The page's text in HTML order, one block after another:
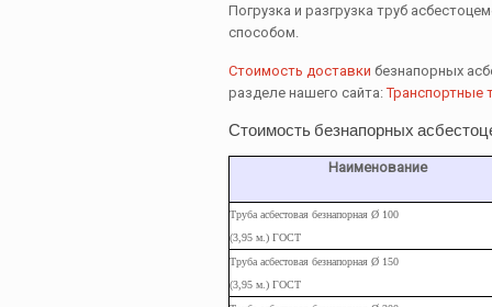
Погрузка и разгрузка труб
способом.
Стоимость доставки безнапорных
разделе нашего сайта:Транспортные
Стоимость безнапорных
Наименование
Труба асбестовая безнапорная Ø 100
(3,95 м.) ГОСТ
Труба асбестовая безнапорная Ø 150
(3,95 м. ) ГОСТ